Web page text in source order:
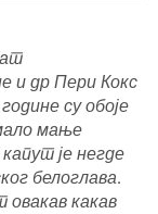
и др Пери Кокс
су обоје
мање
је негде
белоглава.
какав